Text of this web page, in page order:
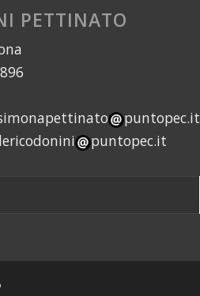
PETTINATO
puntopec.it
puntopec.it